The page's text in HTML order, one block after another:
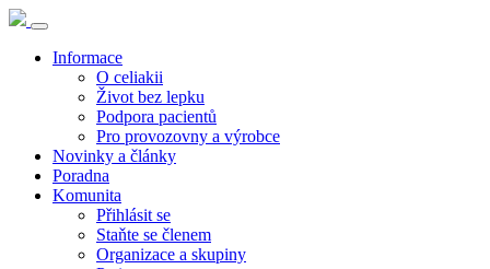
Informace
O celiakii
Život bez lepku
Podpora pacientů
Pro provozovny a výrobce
Novinky a články
Poradna
Komunita
Přihlásit se
Staňte se členem
Organizace a skupiny